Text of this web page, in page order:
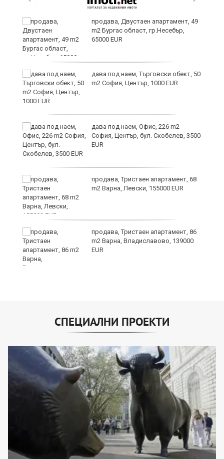
продава, Двустаен апартамент, 49
m2 Бургас област, гр.Несебър,
65000 EUR
дава под наем, Търговски обект, 50
m2 София, Център, 1000 EUR
дава под наем, Офис, 226 m2
София, Център, бул. Скобелев, 3500
EUR
продава, Тристаен апартамент, 68
m2 Варна, Левски, 155000 EUR
продава, Тристаен апартамент, 86
m2 Варна, Владиславово, 139000
EUR
СПЕЦИАЛНИ ПРОЕКТИ